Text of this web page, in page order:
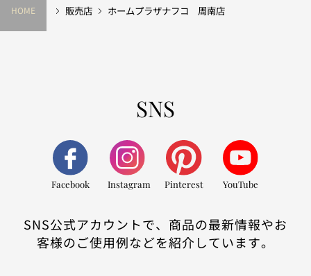
HOME 販売店 ホームプラザナフコ 周南店
SNS
Facebook Instagram Pinterest YouTube
SNS公式アカウントで、商品の最新情報やお
客様のご使用例などを紹介しています。